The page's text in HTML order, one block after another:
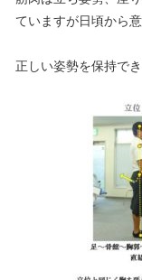
ていますが日頃から意
正しい姿勢を保持で